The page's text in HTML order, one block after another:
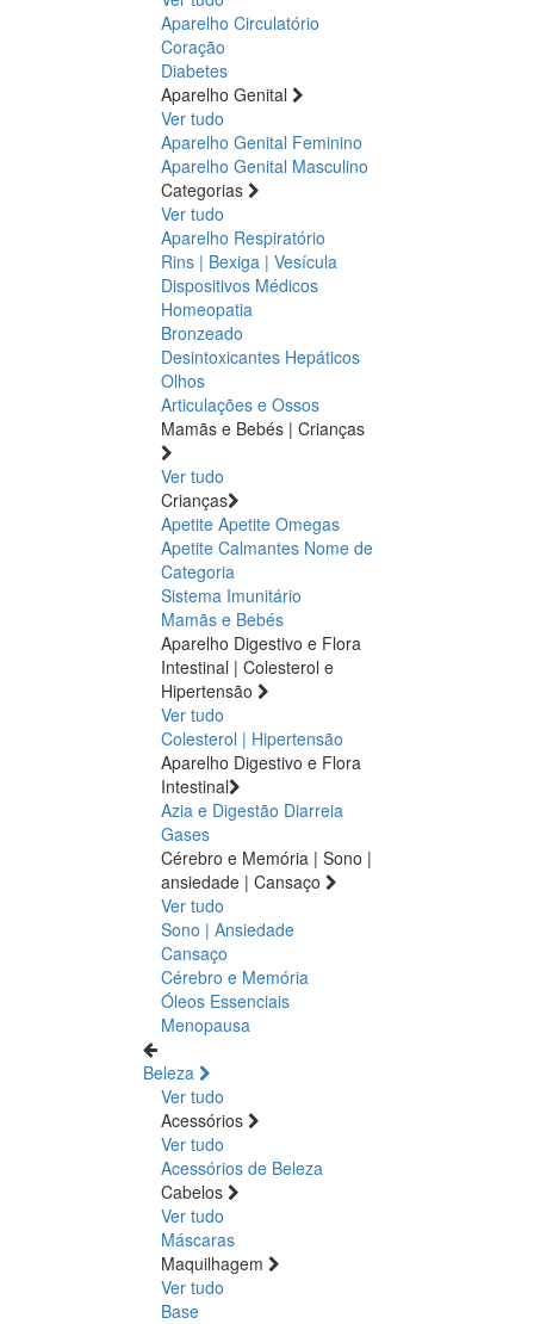
Aparelho Circulatório
Coração
Diabetes
Aparelho Genital
Ver tudo
Aparelho Genital Feminino
Aparelho Genital Masculino
Categorias
Ver tudo
Aparelho Respiratório
Rins | Bexiga | Vesícula
Dispositivos Médicos
Homeopatia
Bronzeado
Desintoxicantes Hepáticos
Olhos
Articulações e Ossos
Mamãs e Bebés | Crianças
Ver tudo
Crianças
Apetite Apetite Omegas
Apetite Calmantes Nome de
Categoria
Sistema Imunitário
Mamãs e Bebés
Aparelho Digestivo e Flora
Intestinal | Colesterol e
Hipertensão
Ver tudo
Colesterol | Hipertensão
Aparelho Digestivo e Flora
Intestinal
Azia e Digestão Diarreia
Gases
Cérebro e Memória | Sono |
ansiedade | Cansaço
Ver tudo
Sono | Ansiedade
Cansaço
Cérebro e Memória
Óleos Essenciais
Menopausa
Beleza
Ver tudo
Acessórios
Ver tudo
Acessórios de Beleza
Cabelos
Ver tudo
Máscaras
Maquilhagem
Ver tudo
Base